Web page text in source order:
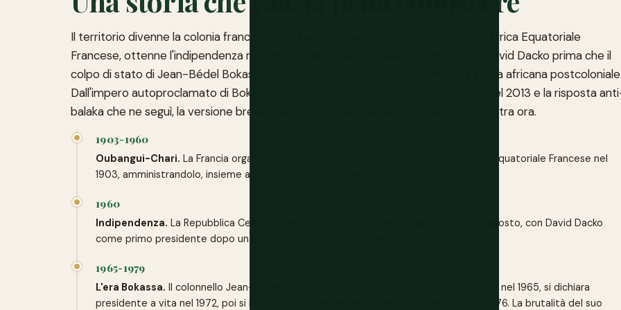
Il territorio divenne la colonia francese di Oubangui-Chari nel 1903 all'interno dell'Africa Equatoriale
Francese, ottenne l'indipendenza nel 1960 e trascorse i successivi 15 anni sotto David Dacko prima che il
colpo di stato di Jean-Bédel Bokassa iniziasse uno dei capitoli più infami della storia africana
Dall'impero autoproclamato di Bokassa attraverso la presa di potere dei Seleka nel 2013 e la risposta
balaka che ne seguì, la versione breve spiega molto del paese che un lettore incontra ora.
1903-1960
Oubangui-Chari. La Francia organizza il territorio come colonia all'interno dell'Africa Equatoriale Francese nel
1903, amministrandolo, insieme al resto della federazione, da Brazzaville.
1960
Indipendenza. La Repubblica Centrafricana diventa indipendente dalla Francia il 13 agosto, con David Dacko
come primo presidente dopo una lotta per il potere con Abel Goumba.
1965-1979
L'era Bokassa. Il colonnello Jean-Bédel Bokassa rovescia Dacko con un colpo di stato nel 1965, si dichiara
presidente a vita nel 1972, poi si incorona Imperatore dell'Impero Centrafricano nel 1976. La brutalità del suo